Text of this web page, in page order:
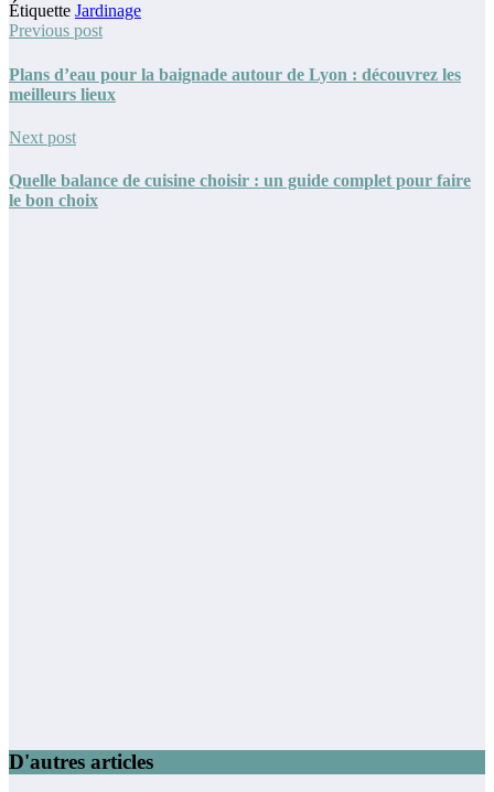
Étiquette Jardinage
Previous post
Plans d’eau pour la baignade autour de Lyon : découvrez les
meilleurs lieux
Next post
Quelle balance de cuisine choisir : un guide complet pour faire
le bon choix
D'autres articles